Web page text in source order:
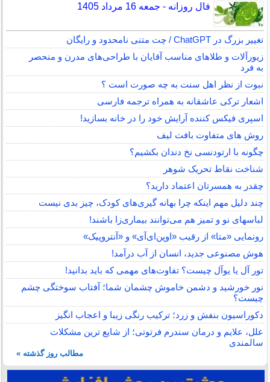
فال روزانه - جمعه 16 مرداد 1405
تغییر بزرگ در ChatGPT / چت متنی نامحدود و رایگان
زیورآلات و طلاهای مناسب آقایان با طراحی‌های مدرن و منحصر
به فرد
نبوت از نظر اهل سنت به چه صورت است ؟
اشعار ترکی عاشقانه به همراه ترجمه فارسی
اسپری فیکس کننده آرایش خود را در خانه بسازید!
روش های متفاوت بافت لیف
چگونه با ارتودنسی نخ دندان بکشیم؟
شناخت نقاط تحریک شوهر
چقدر به همسرتان اعتماد دارید؟
چند دلیل مهم اینکه چرا بهانه گیری‌های کودک، چیز بدی نیست
لباس‎های نو و تمیز هم می‌توانند بیماری‌زا باشند!
رونمایی «متا» از رقیب «اوپن‌ای‌آی» و «آنتروپیک»
هوش مصنوعی جدید، انسان از آب درآمد!
تور آل یا یوآل چیست؟ تفاوت‌های مهمی که باید بدانید!
نور خورشید و دشمن خاموش چشمان شما؛ آفتاب سوختگی چشم
چیست؟
دکوراسیون بنفش و زرد؛ ترکیب رنگی زیبا و اعجاب انگیز
علل، علایم و درمان سندرم فرتوتی؛ از شایع ترین مشکلات
سالمندی
مطالب روز گذشته »